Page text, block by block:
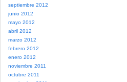
septiembre 2012
junio 2012
mayo 2012
abril 2012
marzo 2012
febrero 2012
enero 2012
noviembre 2011
octubre 2011